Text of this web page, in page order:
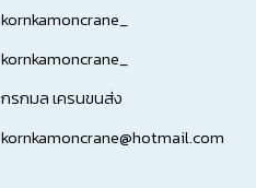
kornkamoncrane_
kornkamoncrane_
กรกมล เครนขนส่ง
kornkamoncrane@hotmail.com